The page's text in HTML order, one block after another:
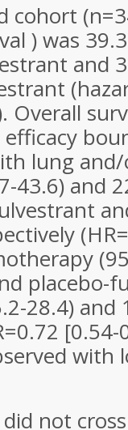
cohort
) was
and
Overall
lung
43.6) and
placebo-
28.4) and
with
not